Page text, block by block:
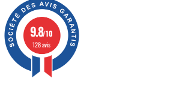
9.8/10
128 avis